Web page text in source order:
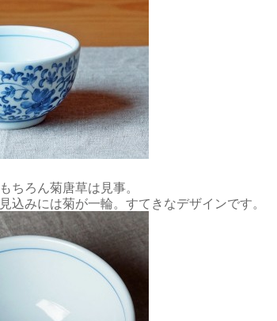
ちろん菊唐草は見事。
みには菊が一輪。すてきなデザインです。